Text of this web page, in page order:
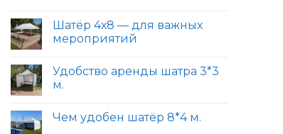
Шатёр 4х8 — для важных
мероприятий
Удобство аренды шатра 3*3
м.
Чем удобен шатёр 8*4 м.